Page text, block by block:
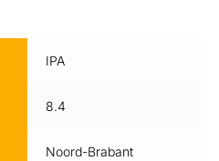
IPA
8.4
Noord-Brabant